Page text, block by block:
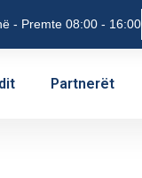
- Premte 08:00 - 16:00
Partnerët